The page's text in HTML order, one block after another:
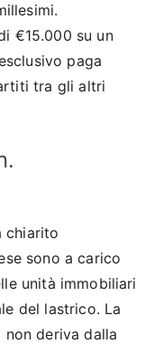
€15.000 su un
paga
tra gli altri
chiarito
sono a carico
unità immobiliari
del lastrico. La
non deriva dalla